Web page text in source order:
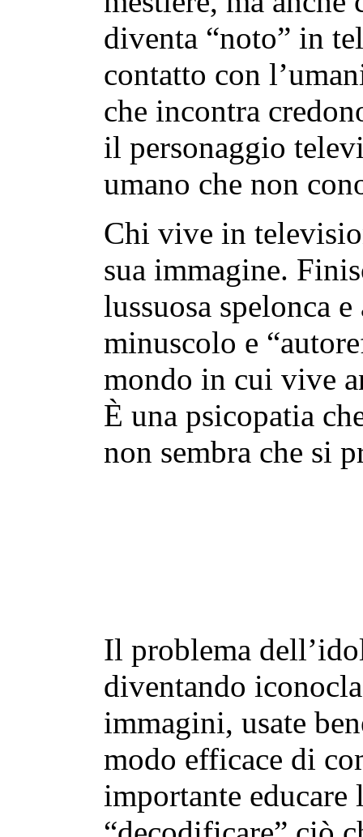
diventa “noto” in
contatto con
che incontra
il personaggio
umano che non
Chi vive in
sua immagine.
lussuosa spelonca
minuscolo e
mondo in cui vive
È una psicopatia
non sembra che si
Il problema
diventando
immagini, usate
modo efficace di
importante educare